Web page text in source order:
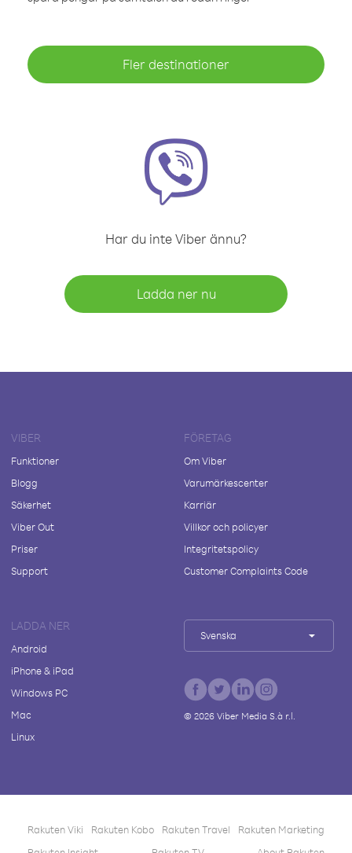
Fler destinationer
Har du inte Viber ännu?
Ladda ner nu
VIBER
Funktioner
Blogg
Säkerhet
Viber Out
Priser
Support
FÖRETAG
Om Viber
Varumärkescenter
Karriär
Villkor och policyer
Integritetspolicy
Customer Complaints Code
LADDA NER
Android
iPhone & iPad
Windows PC
Mac
Linux
Svenska
© 2026Viber Media S.à r.l.
Rakuten Viki Rakuten Kobo Rakuten Travel
Rakuten Marketing